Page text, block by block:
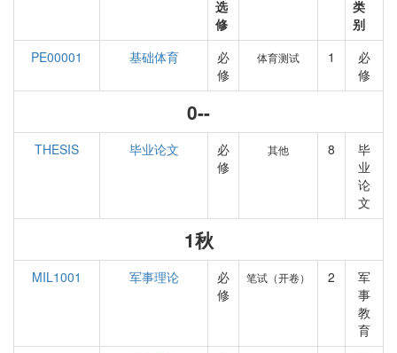
选
修
类
别
PE00001
基础体育
必
修
体育测试 1
必
修
0--
THESIS 毕业论文
必
修
其他 8
毕
业
论
文
1秋
MIL1001 军事理论
必
修
笔试（开卷） 2
军
事
教
育